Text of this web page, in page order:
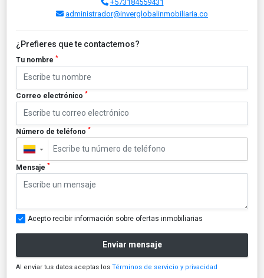
+573184559431
administrador@inverglobalinmobiliaria.co
¿Prefieres que te contactemos?
Tu nombre *
Correo electrónico *
Número de teléfono *
▼
Mensaje *
Acepto recibir información sobre ofertas inmobiliarias
Enviar mensaje
Al enviar tus datos aceptas los Términos de servicio y privacidad